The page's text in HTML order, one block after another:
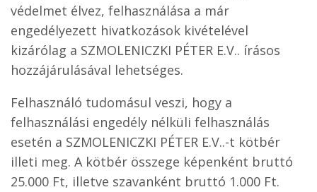
védelmet élvez, felhasználása a már
engedélyezett hivatkozások kivételével
kizárólag a SZMOLENICZKI PÉTER E.V.. írásos
hozzájárulásával lehetséges.
Felhasználó tudomásul veszi, hogy a
felhasználási engedély nélküli felhasználás
esetén a SZMOLENICZKI PÉTER E.V..-t kötbér
illeti meg. A kötbér összege képenként bruttó
25.000 Ft, illetve szavanként bruttó 1.000 Ft.